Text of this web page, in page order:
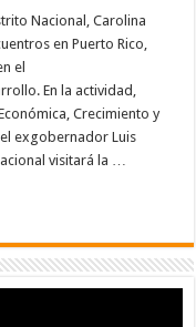
Nacional, Carolina
en Puerto Rico,
el
En la actividad,
Crecimiento y
exgobernador Luis
visitará la …